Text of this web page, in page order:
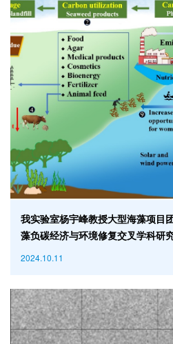
我实验室杨宇峰教授大型海藻项目
藻负碳经济与环境修复交叉学科研
2024.10.11